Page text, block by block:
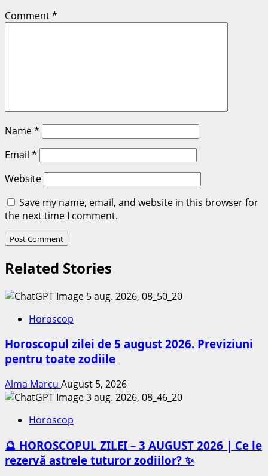
Comment*
Name*
Email *
Website
Save my name, email, and website in this browser for
the next time I comment.
Related Stories
Horoscop
Horoscopul zilei de 5 august 2026. Previziuni
pentru toate zodiile
Alma Marcu August 5, 2026
Horoscop
🔮 HOROSCOPUL ZILEI – 3 AUGUST 2026 | Ce le
rezervă astrele tuturor zodiilor? ✨